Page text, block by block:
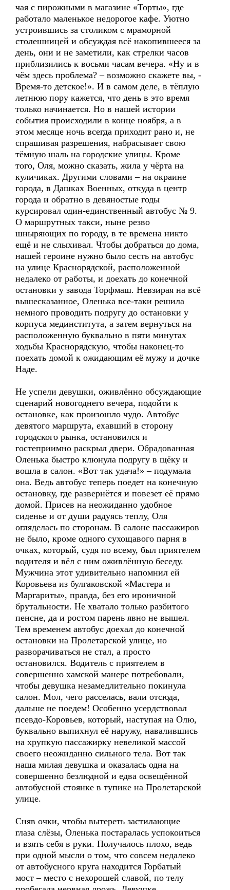
чая с пирожными в магазине «Торты», где
работало маленькое недорогое кафе. Уютно
устроившись за столиком с мраморной
столешницей и обсуждая всё накопившееся за
день, они и не заметили, как стрелки часов
приблизились к восьми часам вечера. «Ну и в
чём здесь проблема? – возможно скажете вы, -
Время-то детское!». И в самом деле, в тёплую
летнюю пору кажется, что день в это время
только начинается. Но в нашей истории
события происходили в конце ноября, а в
этом месяце ночь всегда приходит рано и, не
спрашивая разрешения, набрасывает свою
тёмную шаль на городские улицы. Кроме
того, Оля, можно сказать, жила у чёрта на
куличиках. Другими словами – на окраине
города, в Дашках Военных, откуда в центр
города и обратно в девяностые годы
курсировал один-единственный автобус № 9.
О маршрутных такси, ныне резво
шныряющих по городу, в те времена никто
ещё и не слыхивал. Чтобы добраться до дома,
нашей героине нужно было сесть на автобус
на улице Краснорядской, расположенной
недалеко от работы, и доехать до конечной
остановки у завода Торфмаш. Невзирая на всё
вышесказанное, Оленька все-таки решила
немного проводить подругу до остановки у
корпуса мединститута, а затем вернуться на
расположенную буквально в пяти минутах
ходьбы Краснорядскую, чтобы наконец-то
поехать домой к ожидающим её мужу и дочке
Наде.
Не успели девушки, оживлённо обсуждающие
сценарий новогоднего вечера, подойти к
остановке, как произошло чудо. Автобус
девятого маршрута, ехавший в сторону
городского рынка, остановился и
гостеприимно раскрыл двери. Обрадованная
Оленька быстро клюнула подругу в щёку и
вошла в салон. «Вот так удача!» – подумала
она. Ведь автобус теперь поедет на конечную
остановку, где развернётся и повезет её прямо
домой. Присев на неожиданно удобное
сиденье и от души радуясь теплу, Оля
огляделась по сторонам. В салоне пассажиров
не было, кроме одного сухощавого парня в
очках, который, судя по всему, был приятелем
водителя и вёл с ним оживлённую беседу.
Мужчина этот удивительно напомнил ей
Коровьева из булгаковской «Мастера и
Маргариты», правда, без его ироничной
брутальности. Не хватало только разбитого
пенсне, да и ростом парень явно не вышел.
Тем временем автобус доехал до конечной
остановки на Пролетарской улице, но
разворачиваться не стал, а просто
остановился. Водитель с приятелем в
совершенно хамской манере потребовали,
чтобы девушка незамедлительно покинула
салон. Мол, чего расселась, вали отсюда,
дальше не поедем! Особенно усердствовал
псевдо-Коровьев, который, наступая на Олю,
буквально выпихнул её наружу, навалившись
на хрупкую пассажирку невеликой массой
своего неожиданно сильного тела. Вот так
наша милая девушка и оказалась одна на
совершенно безлюдной и едва освещённой
автобусной стоянке в тупике на Пролетарской
улице.
Сняв очки, чтобы вытереть застилающие
глаза слёзы, Оленька постаралась успокоиться
и взять себя в руки. Получалось плохо, ведь
при одной мысли о том, что совсем недалеко
от автобусного круга находится Горбатый
мост – место с нехорошей славой, по телу